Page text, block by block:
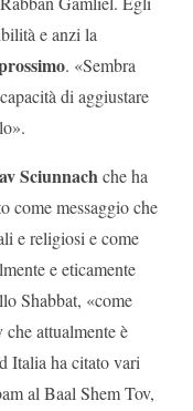
e anzi la
. «Sembra
di aggiustare
Sciunnachche ha
come messaggio che
e religiosi e come
e eticamente
Shabbat, «come
attualmente è
Italia ha citato vari
al Baal Shem Tov,